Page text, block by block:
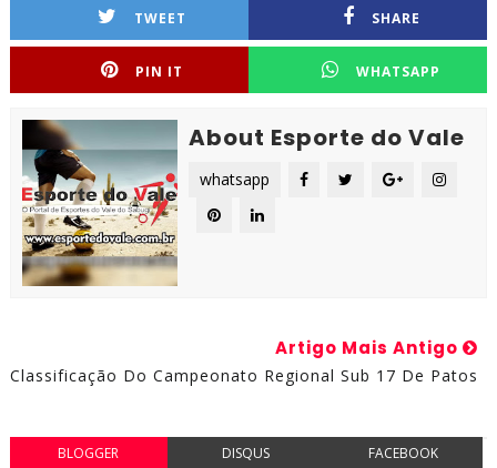
TWEET SHARE
PIN IT WHATSAPP
About Esporte do Vale
whatsapp
Artigo Mais Antigo
Classificação Do Campeonato Regional Sub 17 De Patos
BLOGGER DISQUS FACEBOOK